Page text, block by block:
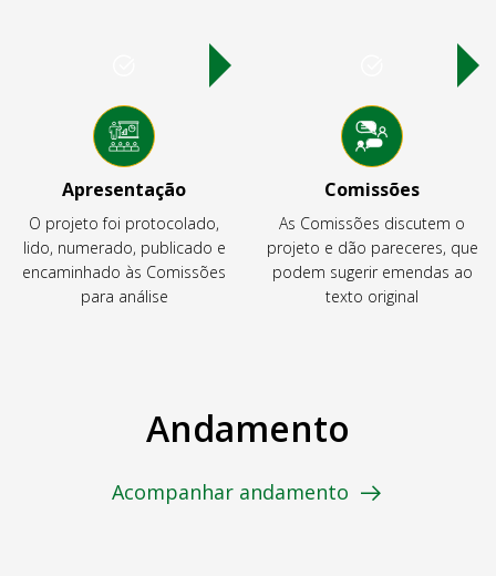
Apresentação
O projeto foi protocolado,
lido, numerado, publicado e
encaminhado às Comissões
para análise
Comissões
As Comissões discutem o
projeto e dão pareceres, que
podem sugerir emendas ao
texto original
Andamento
Acompanhar andamento